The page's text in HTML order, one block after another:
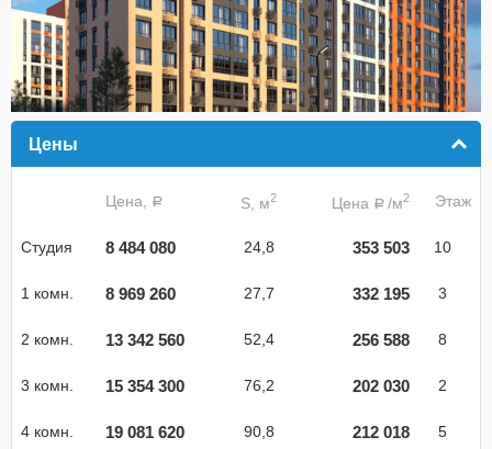
Цены
Цена, a S, м2 Цена a /м2 Этаж
Студия 8 484 080 24,8 353 503 10
1 комн. 8 969 260 27,7 332 195 3
2 комн. 13 342 560 52,4 256 588 8
3 комн. 15 354 300 76,2 202 030 2
4 комн. 19 081 620 90,8 212 018 5